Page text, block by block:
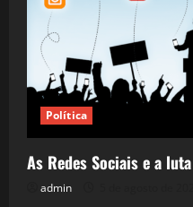
Política
As Redes Sociais e a
admin